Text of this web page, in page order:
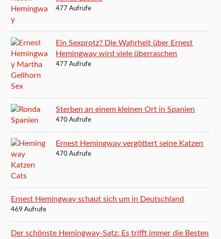
477 Aufrufe
Ein Sexprotz? Die Wahrheit über Ernest
Hemingway wird viele überraschen
477 Aufrufe
Sterben an einem kleinen Ort in Spanien
470 Aufrufe
Ernest Hemingway vergöttert seine Katzen
470 Aufrufe
Ernest Hemingway schaut sich um in Deutschland
469 Aufrufe
Der schönste Hemingway-Satz: Es trifft immer die Besten